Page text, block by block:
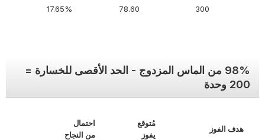
300
78.60
17.65%
98% من الماس المزدوج - الحد الأقصى للخسارة =
200 وحدة
هدف الفوز
مُتوقع
يفوز
احتمال
من النجاح